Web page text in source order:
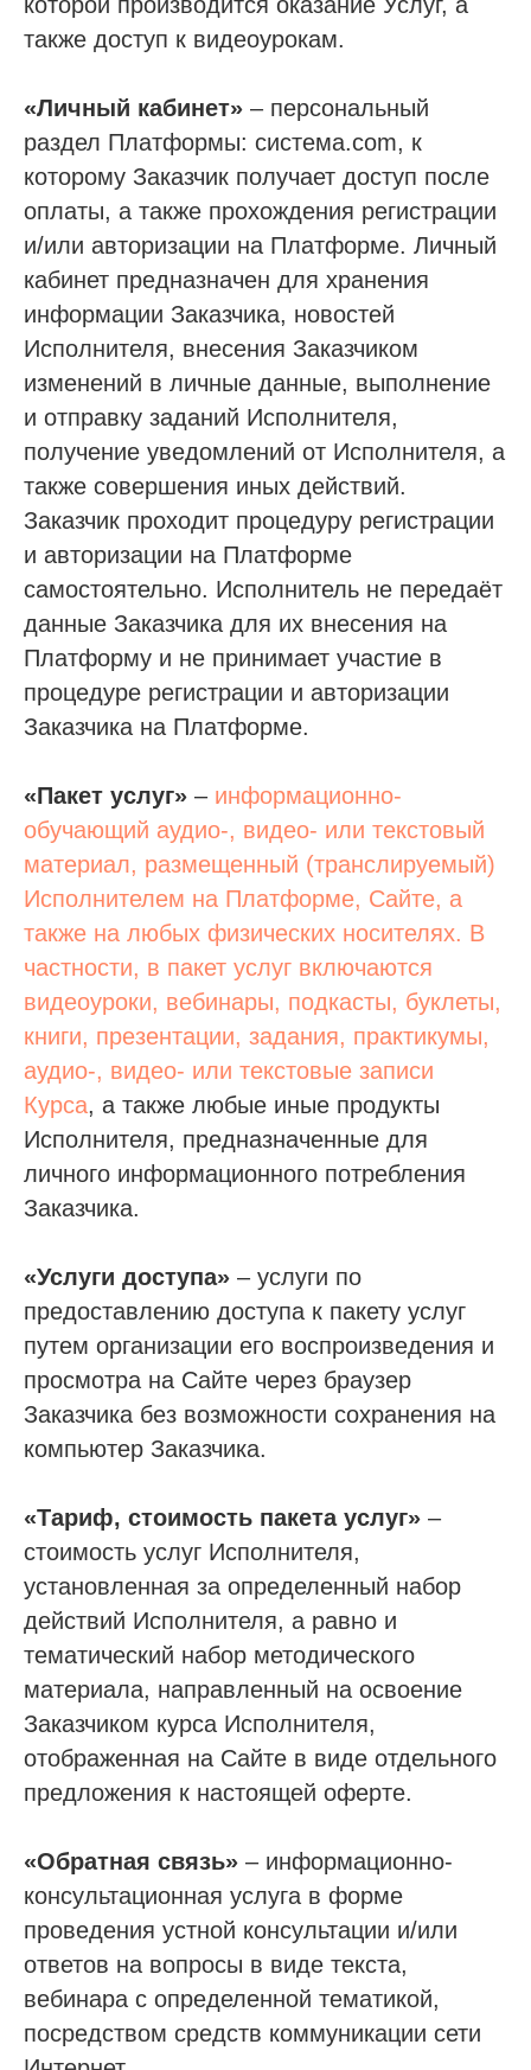
также доступ к видеоурокам.
«Личный кабинет» – персональный
раздел Платформы: система.com, к
которому Заказчик получает доступ после
оплаты, а также прохождения регистрации
и/или авторизации на Платформе. Личный
кабинет предназначен для хранения
информации Заказчика, новостей
Исполнителя, внесения Заказчиком
изменений в личные данные, выполнение
и отправку заданий Исполнителя,
получение уведомлений от Исполнителя, а
также совершения иных действий.
Заказчик проходит процедуру регистрации
и авторизации на Платформе
самостоятельно. Исполнитель не передаёт
данные Заказчика для их внесения на
Платформу и не принимает участие в
процедуре регистрации и авторизации
Заказчика на Платформе.
«Пакет услуг» – информационно-
обучающий аудио-, видео- или текстовый
материал, размещенный (транслируемый)
Исполнителем на Платформе, Сайте, а
также на любых физических носителях. В
частности, в пакет услуг включаются
видеоуроки, вебинары, подкасты, буклеты,
книги, презентации, задания, практикумы,
аудио-, видео- или текстовые записи
Курса, а также любые иные продукты
Исполнителя, предназначенные для
личного информационного потребления
Заказчика.
«Услуги доступа» – услуги по
предоставлению доступа к пакету услуг
путем организации его воспроизведения и
просмотра на Сайте через браузер
Заказчика без возможности сохранения на
компьютер Заказчика.
«Тариф, стоимость пакета услуг» –
стоимость услуг Исполнителя,
установленная за определенный набор
действий Исполнителя, а равно и
тематический набор методического
материала, направленный на освоение
Заказчиком курса Исполнителя,
отображенная на Сайте в виде отдельного
предложения к настоящей оферте.
«Обратная связь» – информационно-
консультационная услуга в форме
проведения устной консультации и/или
ответов на вопросы в виде текста,
вебинара с определенной тематикой,
посредством средств коммуникации сети